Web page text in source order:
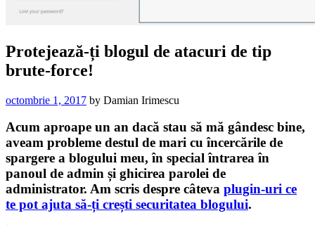
Protejează-ți blogul de atacuri de tip
brute-force!
octombrie 1, 2017 by Damian Irimescu
Acum aproape un an dacă stau să mă gândesc bine,
aveam probleme destul de mari cu încercările de
spargere a blogului meu, în special întrarea în
panoul de admin și ghicirea parolei de
administrator. Am scris despre câteva plugin-uri ce
te pot ajuta să-ți crești securitatea blogului.